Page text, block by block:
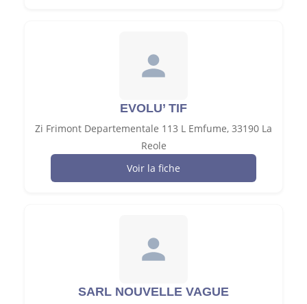
EVOLU’ TIF
Zi Frimont Departementale 113 L Emfume, 33190 La
Reole
Voir la fiche
SARL NOUVELLE VAGUE